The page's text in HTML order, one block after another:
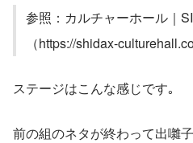
参照：カルチャーホール｜
（https://shidax-
ステージはこんな感じです｡
前の組のネタが終わって出囃